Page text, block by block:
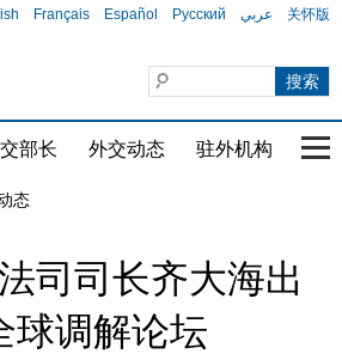
Français Español Русский عربي 关怀版
部长 外交动态 驻外机构 国
态
司司长齐大海出
球调解论坛